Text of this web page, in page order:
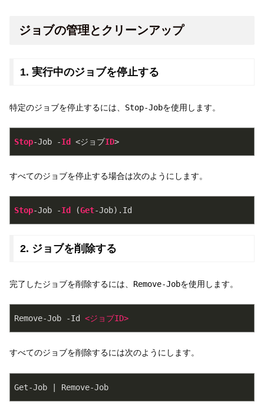
ジョブの管理とクリーンアップ
1. 実行中のジョブを停止する
特定のジョブを停止するには、 Stop-Jobを使用します。
Stop-Job -Id <ジョブID>
すべてのジョブを停止する場合は次のようにします。
Stop-Job -Id (Get-Job).Id
2. ジョブを削除する
完了したジョブを削除するには、 Remove-Jobを使用します。
Remove-Job -Id <ジョブID>
すべてのジョブを削除するには次のようにします。
Get-Job | Remove-Job